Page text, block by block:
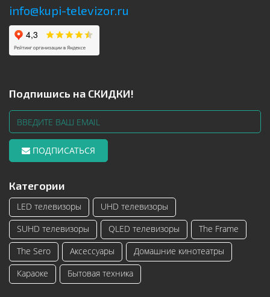
info@kupi-televizor.ru
Подпишись на СКИДКИ!
ПОДПИСАТЬСЯ
Категории
LED телевизоры
UHD телевизоры
SUHD телевизоры
QLED телевизоры
The Frame
The Sero
Аксессуары
Домашние кинотеатры
Караоке
Бытовая техника